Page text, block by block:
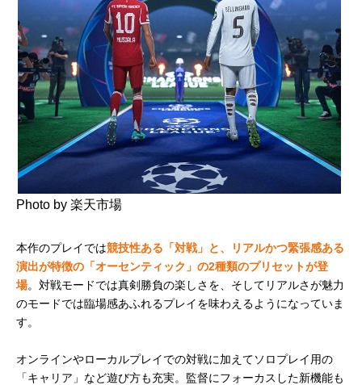
Photo by 楽天市場
本作のプレイでは競技性ある「対戦」と、リアルかつ緊張感ある
演出が特徴の「オーセンティック」の2種類のプリセットが登
場。対戦モードでは真剣勝負の楽しさを、そしてリアルさが魅力
のモードでは臨場感あふれるプレイを味わえるようになっていま
す。
オンラインやローカルプレイでの対戦に加えてソロプレイ用の
「キャリア」など遊び方も充実。監督にフォーカスした新機能も